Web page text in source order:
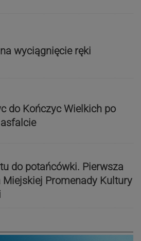
wyciągnięcie ręki
do Kończyc Wielkich po
do potańcówki. Pierwsza
Miejskiej Promenady Kultury